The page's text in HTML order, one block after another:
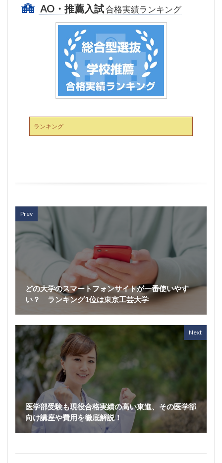
AO・推薦入試合格実績ランキング
ランキング
Prev
どの大学のスマートフォンサイトが一番使いやす
い？ ランキング1位は東京工芸大学
Next
医学部受験も現役合格実績の高い東進、その医学部
向け講座や費用を徹底解説！